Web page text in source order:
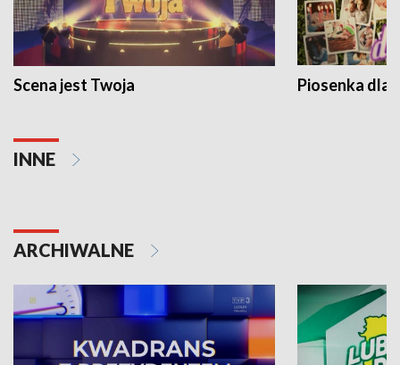
Scena jest Twoja Piosenka dla
INNE
ARCHIWALNE